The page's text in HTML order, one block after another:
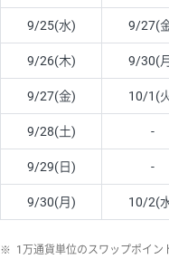
9/25(水) 9/27(
9/26(木) 9/30(
9/27(金) 10/1(
9/28(土) -
9/29(日) -
9/30(月) 10/2(
※ 1万通貨単位のスワップポイン